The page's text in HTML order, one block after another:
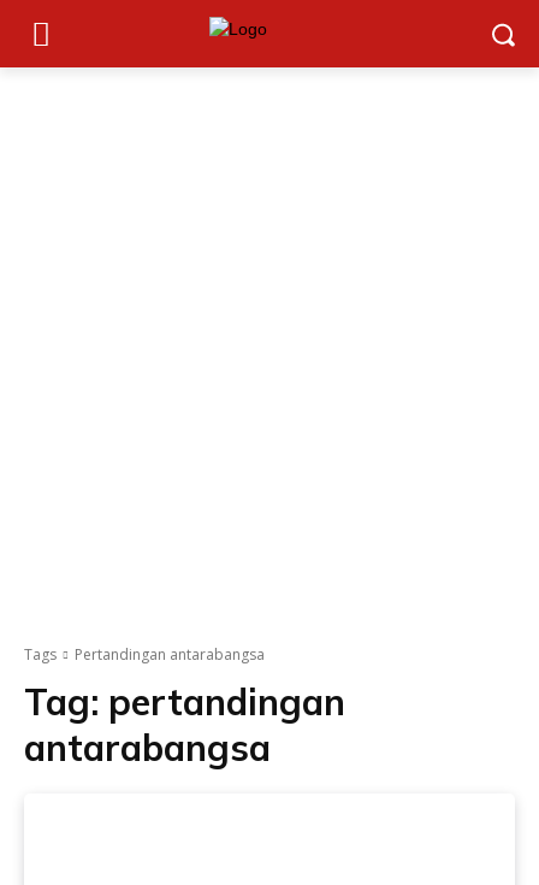
Tags Pertandingan antarabangsa
Tag: pertandingan
antarabangsa